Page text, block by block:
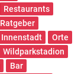
Restaurants
Ratgeber
Innenstadt
Orte
Wildparkstadion
Bar